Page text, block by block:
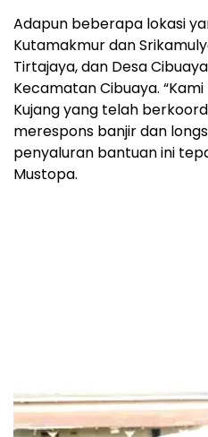
Adapun beberapa lokasi
Kutamakmur dan
Tirtajaya, dan Desa
Kecamatan Cibuaya.
Kujang yang telah
merespons banjir dan
penyaluran bantuan ini
Mustopa.